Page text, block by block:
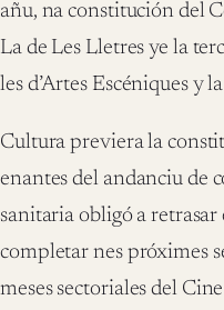
añu, na constitución del
La de Les Lletres ye la
les d’Artes Escéniques y
Cultura previera la
enantes del andanciu de
sanitaria obligó a retrasar
completar nes próximes
meses sectoriales del